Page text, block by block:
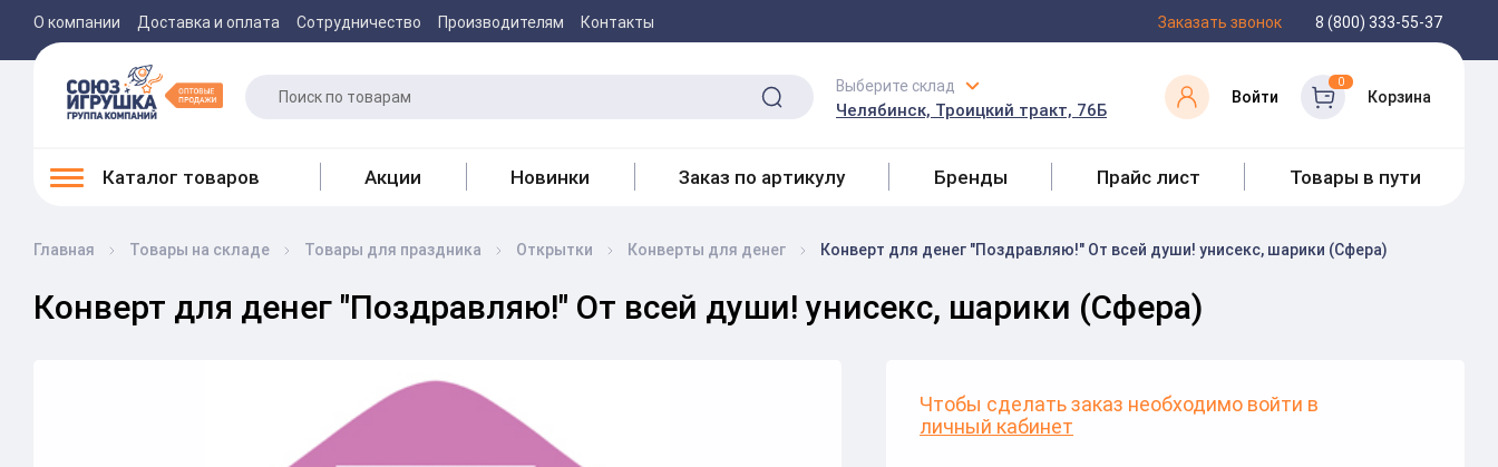
О компании Доставка и оплата Сотрудничество Производителям Контакты Заказать звонок 8 (800) 333-55-37
Выберите склад
Челябинск, Троицкий тракт, 76Б
Войти
0
Корзина
Каталог товаров Акции Новинки Заказ по артикулу Бренды Прайс лист Товары в пути
Главная Товары на складе Товары для праздника Открытки Конверты для денег Конверт для денег "Поздравляю!" От всей души! унисекс, шарики (Сфера)
Конверт для денег "Поздравляю!" От всей души! унисекс, шарики (Сфера)
Чтобы сделать заказ необходимо войти в
личный кабинет